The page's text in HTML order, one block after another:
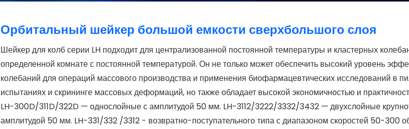
Орбитальный шейкер большой емкости сверхбольшого слоя
Шейкер для колб серии LH подходит для централизованной постоянной температуры и кластерных
определенной комнате с постоянной температурой. Он не только может обеспечить высокий уровень
колебаний для операций массового производства и применения биофармацевтических исследований в
испытаниях и скрининге массовых деформаций, но также обладает высокой экономичностью и
LH-300D/311D/322D — однослойные с амплитудой 50 мм. LH-3112/3222/3332/3432 — двухслойные
амплитудой 50 мм. LH-331/332 /3312 - возвратно-поступательного типа с диапазоном скоростей 50-300